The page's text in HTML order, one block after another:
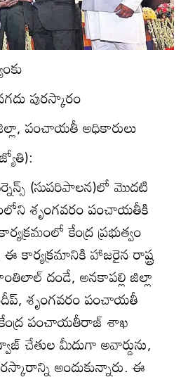
పురస్కారం
జిల్లా, పంచాయతీ అధికారులు
(సుపరిపాలన)లో మొదటి
శృంగవరం పంచాయతీకి
కేంద్ర ప్రభుత్వం
కార్యక్రమానికి హాజరైన రాష్ట్ర
దండే, అనకాపల్లి జిల్లా
శృంగవరం పంచాయతీ
కేంద్ర పంచాయతీరాజ్‌ శాఖ
చేతుల మీదుగా అవార్డును,
అందుకున్నారు. ఈ